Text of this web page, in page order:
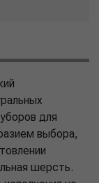
для
выбора,
шерсть.